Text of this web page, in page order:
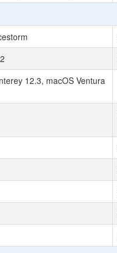
12.3, macOS Ventura